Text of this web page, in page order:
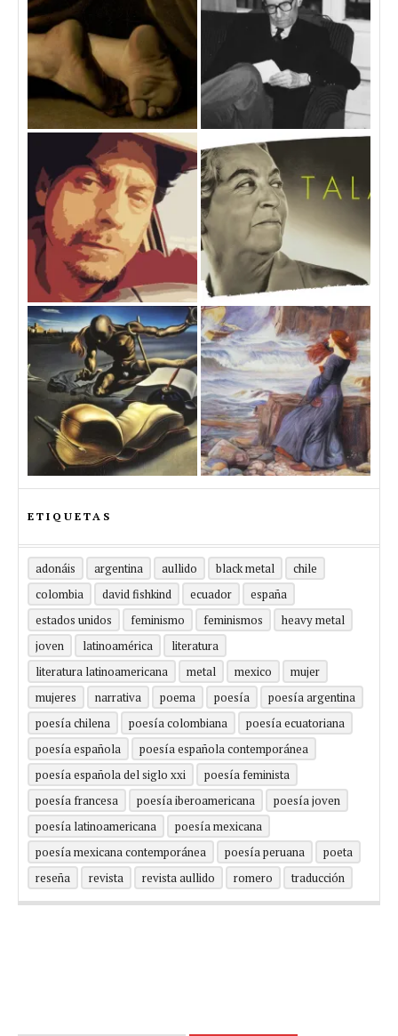
ETIQUETAS
adonáis argentina aullido black metal
chile
colombia
david fishkind ecuador
españa
estados unidos
feminismo feminismos
heavy metal
joven
latinoamérica
literatura
literatura latinoamericana
metal mexico
mujer
mujeres
narrativa poema poesía
poesía argentina
poesía chilena
poesía colombiana
poesía ecuatoriana
poesía española
poesía española contemporánea
poesía española del siglo xxi
poesía feminista
poesía francesa
poesía iberoamericana
poesía joven
poesía latinoamericana
poesía mexicana
poesía mexicana contemporánea
poesía peruana
poeta
reseña
revista revista aullido romero traducción